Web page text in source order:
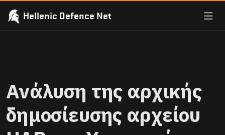
Hellenic Defence Net
Ανάλυση της αρχικής
δημοσίευσης αρχείου